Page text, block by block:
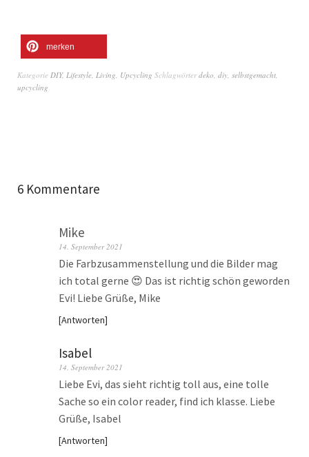
merken
Kategorie DIY, Lifestyle, Living, Upcycling Schlagwörterdeko, diy, selbstgemacht,
upcycling
6 Kommentare
Mike
14. September 2021
Die Farbzusammenstellung und die Bilder mag
ich total gerne 😍 Das ist richtig schön geworden
Evi! Liebe Grüße, Mike
Antworten
Isabel
14. September 2021
Liebe Evi, das sieht richtig toll aus, eine tolle
Sache so ein color reader, find ich klasse. Liebe
Grüße, Isabel
Antworten